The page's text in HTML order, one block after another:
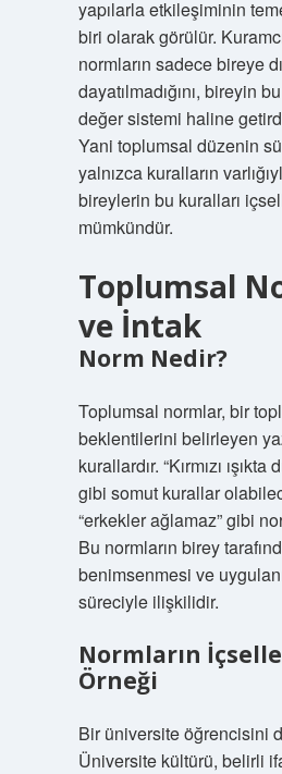
yapılarla etkileşiminin
biri olarak görülür.
normların sadece bireye
dayatılmadığını, bireyin
değer sistemi haline
Yani toplumsal düzenin
yalnızca kuralların
bireylerin bu kuralları
mümkündür.
Toplumsal
ve İntak
Norm Nedir?
Toplumsal normlar, bir
beklentilerini belirleyen
kurallardır. “Kırmızı
gibi somut kurallar
“erkekler ağlamaz” gibi
Bu normların birey
benimsenmesi ve
süreciyle ilişkilidir.
Normların
Örneği
Bir üniversite öğrencisini
Üniversite kültürü, belirli